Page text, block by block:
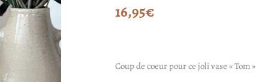
prix
était :
16,95€
prix
est :
Coup de coeur pour ce joli vase « Tom »